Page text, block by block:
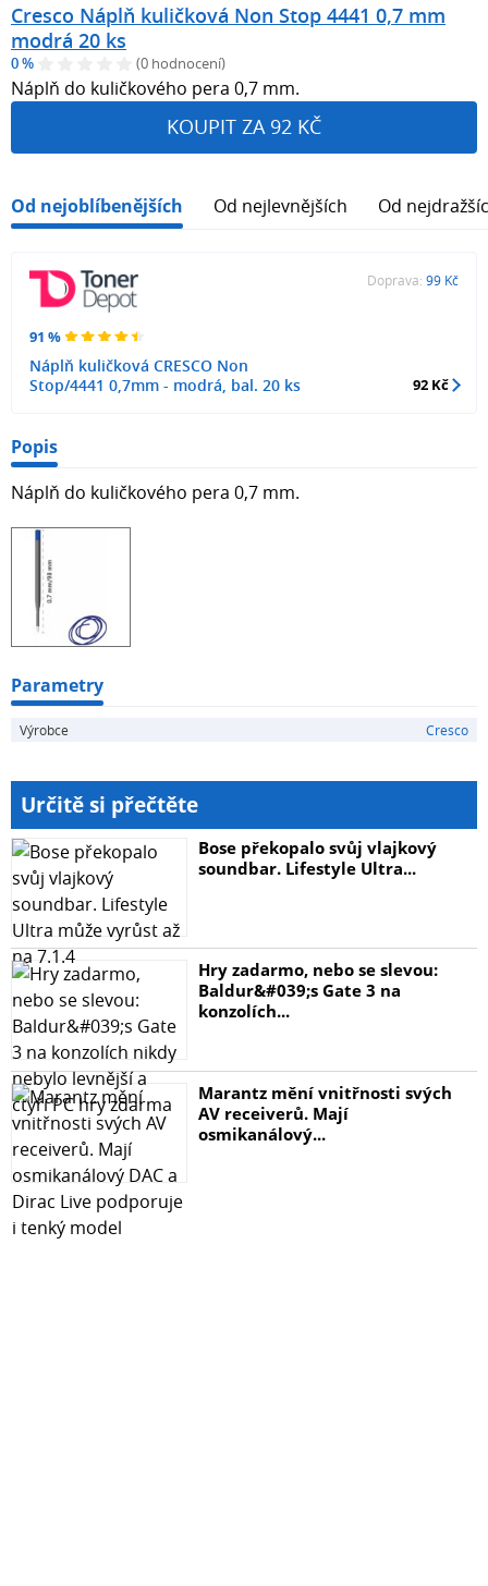
Cresco Náplň kuličková Non Stop 4441 0,7 mm
modrá 20 ks
0 % (0 hodnocení)
Náplň do kuličkového pera 0,7 mm.
KOUPIT ZA 92 KČ
Od nejoblíbenějších Od nejlevnějších Od
91 %
Náplň kuličková CRESCO Non
Stop/4441 0,7mm - modrá, bal. 20 ks
Doprava: 99 Kč
92 Kč
Popis
Náplň do kuličkového pera 0,7 mm.
Parametry
Výrobce Cresco
Určitě si přečtěte
Bose překopalo svůj vlajkový
soundbar. Lifestyle Ultra...
Hry zadarmo, nebo se slevou:
Baldur&#039;s Gate 3 na
konzolích...
Marantz mění vnitřnosti svých
AV receiverů. Mají
osmikanálový...